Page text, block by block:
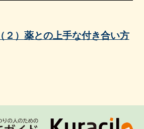
（２）薬との上手な付き合い方